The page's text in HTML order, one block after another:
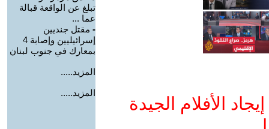
الأفلام الجيدة
تبلغ عن الواقعة قبالة
عما ...
- مقتل جنديين
إسرائيليين وإصابة 4
بمعارك في جنوب لبنان
المزيد.....
المزيد.....